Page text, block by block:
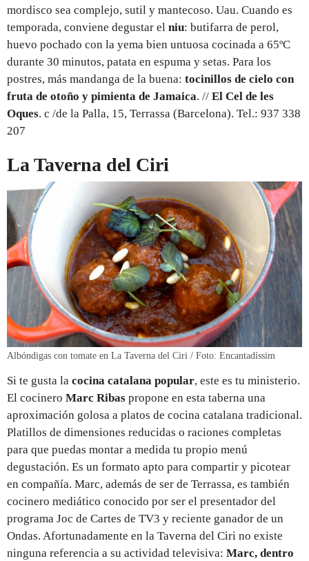
mordisco sea complejo, sutil y mantecoso. Uau. Cuando es
temporada, conviene degustar el niu: butifarra de perol,
huevo pochado con la yema bien untuosa cocinada a 65ºC
durante 30 minutos, patata en espuma y setas. Para los
postres, más mandanga de la buena: tocinillos de cielo con
fruta de otoño y pimienta de Jamaica. // El Cel de les
Oques. c /de la Palla, 15, Terrassa (Barcelona). Tel.: 937 338
207
La Taverna del Ciri
Albóndigas con tomate en La Taverna del Ciri / Foto: Encantadíssim
Si te gusta la cocina catalana popular, este es tu ministerio.
El cocinero Marc Ribas propone en esta taberna una
aproximación golosa a platos de cocina catalana tradicional.
Platillos de dimensiones reducidas o raciones completas
para que puedas montar a medida tu propio menú
degustación. Es un formato apto para compartir y picotear
en compañía. Marc, además de ser de Terrassa, es también
cocinero mediático conocido por ser el presentador del
programa Joc de Cartes de TV3 y reciente ganador de un
Ondas. Afortunadamente en la Taverna del Ciri no existe
ninguna referencia a su actividad televisiva: Marc, dentro